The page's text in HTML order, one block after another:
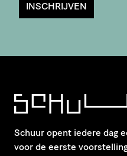
INSCHRIJVEN
Schuur opent iedere dag
voor de eerste